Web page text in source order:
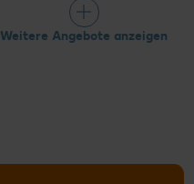
Weitere Angebote anzeigen